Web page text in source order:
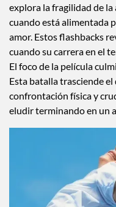
explora la fragilidad de
cuando está alimentada
amor. Estos flashbacks
cuando su carrera en el
El foco de la película
Esta batalla trasciende
confrontación física y
eludir terminando en un